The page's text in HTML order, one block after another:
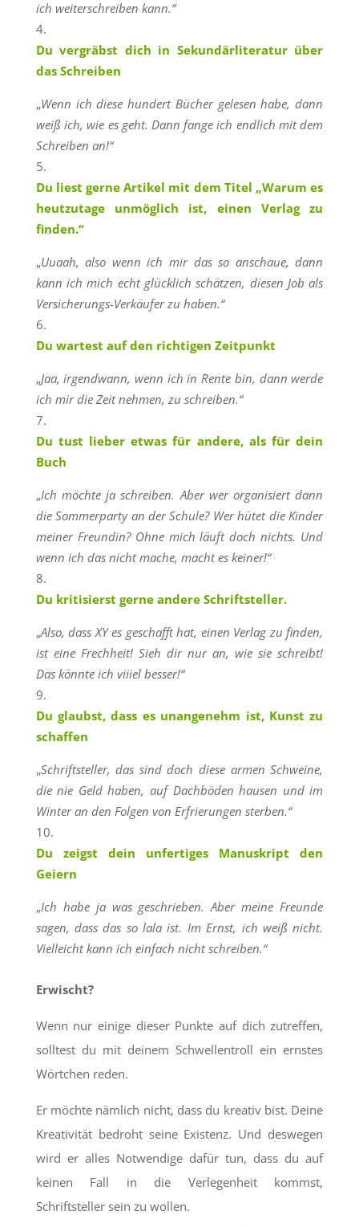
ich weiterschreiben kann.“
Du vergräbst dich in Sekundärliteratur über
das Schreiben
„Wenn ich diese hundert Bücher gelesen habe, dann
weiß ich, wie es geht. Dann fange ich endlich mit dem
Schreiben an!“
Du liest gerne Artikel mit dem Titel „Warum es
heutzutage unmöglich ist, einen Verlag zu
finden.“
„Uuaah, also wenn ich mir das so anschaue, dann
kann ich mich echt glücklich schätzen, diesen Job als
Versicherungs-Verkäufer zu haben.“
Du wartest auf den richtigen Zeitpunkt
„Jaa, irgendwann, wenn ich in Rente bin, dann werde
ich mir die Zeit nehmen, zu schreiben.“
Du tust lieber etwas für andere, als für dein
Buch
„Ich möchte ja schreiben. Aber wer organisiert dann
die Sommerparty an der Schule? Wer hütet die Kinder
meiner Freundin? Ohne mich läuft doch nichts. Und
wenn ich das nicht mache, macht es keiner!“
Du kritisierst gerne andere Schriftsteller.
„Also, dass XY es geschafft hat, einen Verlag zu finden,
ist eine Frechheit! Sieh dir nur an, wie sie schreibt!
Das könnte ich viiiel besser!“
Du glaubst, dass es unangenehm ist, Kunst zu
schaffen
„Schriftsteller, das sind doch diese armen Schweine,
die nie Geld haben, auf Dachböden hausen und im
Winter an den Folgen von Erfrierungen sterben.“
Du zeigst dein unfertiges Manuskript den
Geiern
„Ich habe ja was geschrieben. Aber meine Freunde
sagen, dass das so lala ist. Im Ernst, ich weiß nicht.
Vielleicht kann ich einfach nicht schreiben.“
Erwischt?
Wenn nur einige dieser Punkte auf dich zutreffen,
solltest du mit deinem Schwellentroll ein ernstes
Wörtchen reden.
Er möchte nämlich nicht, dass du kreativ bist. Deine
Kreativität bedroht seine Existenz. Und deswegen
wird er alles Notwendige dafür tun, dass du auf
keinen Fall in die Verlegenheit kommst,
Schriftsteller sein zu wollen.